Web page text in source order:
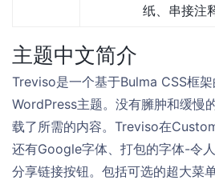
纸、串接注
主题中文简介
Treviso是一个基于Bulma CSS框
WordPress主题。没有臃肿和缓慢
载了所需的内容。Treviso在
还有Google字体、打包的字体-令
分享链接按钮。包括可选的超大菜